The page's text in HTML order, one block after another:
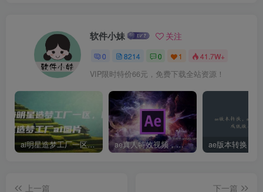
软件小妹 关注
0 8214 0 1 41.7W+
VIP限时特价66元，免费下载全站资源！
ai明星造梦工厂一区，明星造梦工厂ai图片 ae真人特效视频，大学生第一次做ppt怎么做
上一篇 下一篇